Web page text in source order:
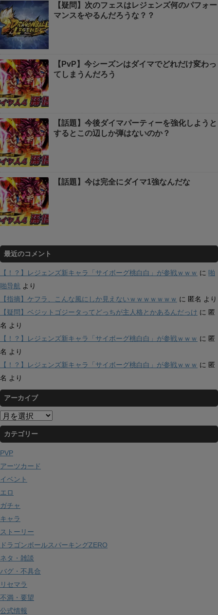
【疑問】次のフェスはレジェンズ何のパフォー
マンスをやるんだろうな？？
【PvP】今シーズンはダイマでどれだけ変わっ
てしまうんだろう
【話題】今後ダイマパーティーを強化しようと
するとこの辺しか弾はないのか？
【話題】今は完全にダイマ1強なんだな
最近のコメント
【！？】レジェンズ新キャラ「サイボーグ桃白白」が参戦ｗｗｗ に 啪
啪导航 より
【指摘】ケフラ、こんな風にしか見えないｗｗｗｗｗｗｗ に 匿名 より
【疑問】ベジットゴジータってどっちが主人格とかあるんだっけ に 匿
名 より
【！？】レジェンズ新キャラ「サイボーグ桃白白」が参戦ｗｗｗ に 匿
名 より
【！？】レジェンズ新キャラ「サイボーグ桃白白」が参戦ｗｗｗ に 匿
名 より
アーカイブ
ア
ー
カ
イ
ブ
カテゴリー
PVP
アーツカード
イベント
エロ
ガチャ
キャラ
ストーリー
ドラゴンボールスパーキングZERO
ネタ・雑談
バグ・不具合
リセマラ
不満・要望
公式情報